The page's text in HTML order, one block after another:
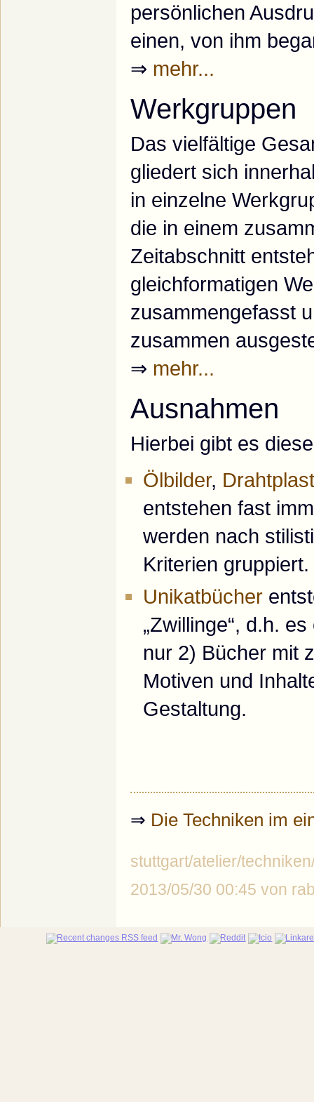
persönlichen
einen, von ihm
⇒ mehr...
Werkgruppen
Das vielfältige
gliedert sich
in einzelne
die in einem
Zeitabschnitt
gleichformatigen
zusammengefasst
zusammen
⇒ mehr...
Ausnahmen
Hierbei gibt es
Ölbilder,
entstehen fast
werden nach
Kriterien gruppiert.
Unikatbücher
„Zwillinge“, d.h.
nur 2) Bücher mit
Motiven und
Gestaltung.
⇒ Die Techniken im
stuttgart/atelier/
2013/05/30 00:45 von